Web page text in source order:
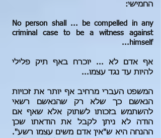
החמישי:
No person shall ... be compelled in any
criminal case to be a witness against
himself...
אף אדם לא ... יוכרח באף תיק פלילי
להיות עד נגד עצמו...
המשפט העברי מרחיב אף יותר את זכויות
הנאשם כך שלא רק שהנאשם רשאי
להשתמש בזכותו לשתוק אלא שאף אם
הודה לא ניתן לקבל את הודאתו שכן
ההנחה היא ש"אין אדם משים עצמו רשע".